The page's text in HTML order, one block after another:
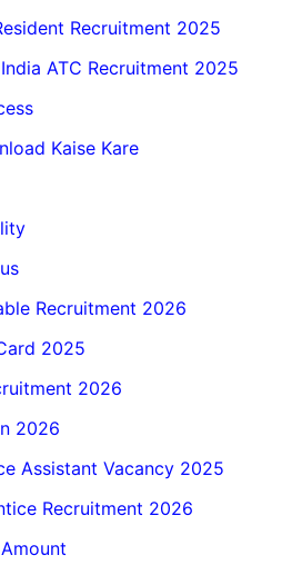
Recruitment 2025
ATC Recruitment 2025
Kaise Kare
Recruitment 2026
2025
2026
2026
Assistant Vacancy 2025
Recruitment 2026